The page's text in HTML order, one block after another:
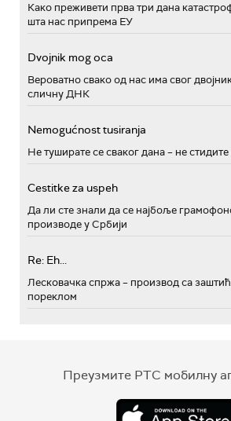
Како преживети прва три дана
шта нас припрема ЕУ
Dvojnik mog oca
Вероватно свако од нас има свог
сличну ДНК
Nemogućnost tusiranja
Не туширате се сваког дана – не стидите
Cestitke za uspeh
Да ли сте знали да се најбоље
производе у Србији
Re: Eh...
Лесковачка спржа – производ са
пореклом
Преузмите РТС мобилну